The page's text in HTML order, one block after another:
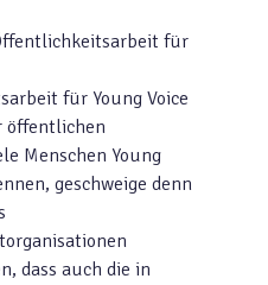
für
für Young Voice
öffentlichen
Menschen Young
geschweige denn
dass auch die in